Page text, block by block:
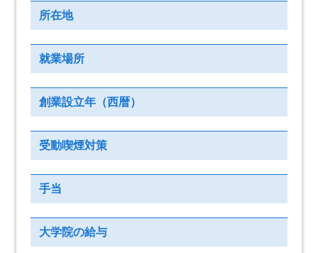
所在地
就業場所
創業設立年（西暦）
受動喫煙対策
手当
大学院の給与